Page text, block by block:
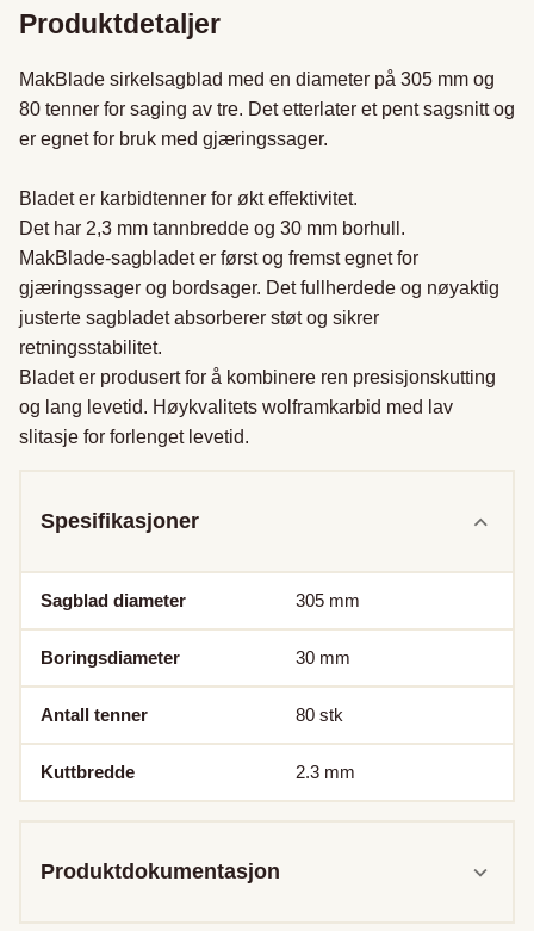
Produktdetaljer
MakBlade sirkelsagblad med en diameter på 305 mm og
80 tenner for saging av tre. Det etterlater et pent sagsnitt og
er egnet for bruk med gjæringssager.
Bladet er karbidtenner for økt effektivitet.
Det har 2,3 mm tannbredde og 30 mm borhull.
MakBlade-sagbladet er først og fremst egnet for
gjæringssager og bordsager. Det fullherdede og nøyaktig
justerte sagbladet absorberer støt og sikrer
retningsstabilitet.
Bladet er produsert for å kombinere ren presisjonskutting
og lang levetid. Høykvalitets wolframkarbid med lav
slitasje for forlenget levetid.
Spesifikasjoner
Sagblad diameter 305 mm
Boringsdiameter 30 mm
Antall tenner 80 stk
Kuttbredde 2.3 mm
Produktdokumentasjon